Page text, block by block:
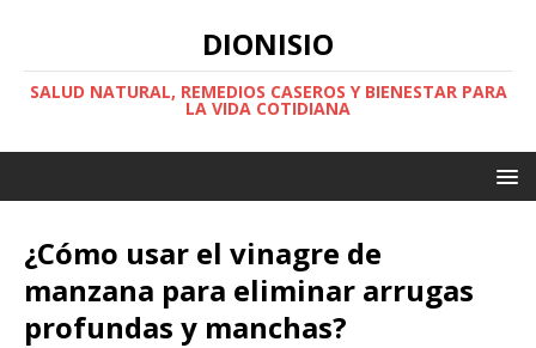
DIONISIO
SALUD NATURAL, REMEDIOS CASEROS Y BIENESTAR PARA
LA VIDA COTIDIANA
¿Cómo usar el vinagre de
manzana para eliminar arrugas
profundas y manchas?